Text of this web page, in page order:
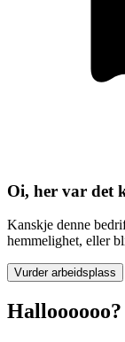
Oi, her var det
Kanskje denne
hemmelighet, eller
Vurder arbeidsplass
Halloooooo?